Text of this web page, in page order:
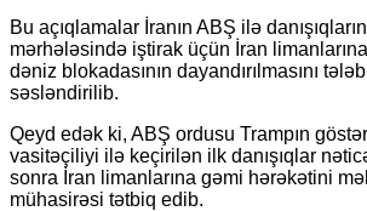
Bu açıqlamalar İranın ABŞ ilə
mərhələsində iştirak üçün İran
dəniz blokadasının dayandırılmasını
səsləndirilib.
Qeyd edək ki, ABŞ ordusu Trampın
vasitəçiliyi ilə keçirilən ilk danışıqlar
sonra İran limanlarına gəmi hərəkətini
mühasirəsi tətbiq edib.